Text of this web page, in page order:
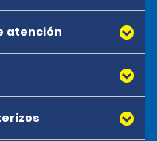
atención
fuera del horario de
del horario de
espacio de